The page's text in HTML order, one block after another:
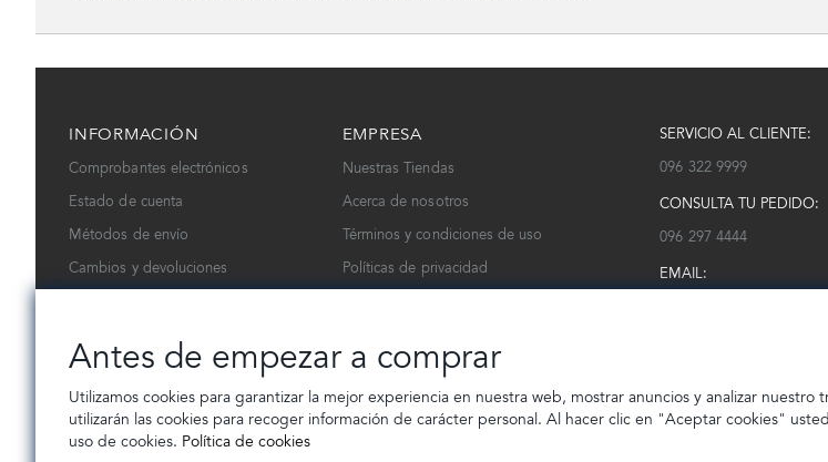
INFORMACIÓN
Comprobantes electrónicos
Estado de cuenta
Métodos de envío
Cambios y devoluciones
EMPRESA
Nuestras Tiendas
Acerca de nosotros
Términos y condiciones de uso
Políticas de privacidad
SERVICIO AL CLIENTE:
096 322 9999
CONSULTA TU PEDIDO:
096 297 4444
EMAIL:
Antes de empezar a comprar
Utilizamos cookies para garantizar la mejor experiencia en nuestra web, mostrar anuncios y analizar nuestro
utilizarán las cookies para recoger información de carácter personal. Al hacer clic en "Aceptar cookies"
uso de cookies. Política de cookies